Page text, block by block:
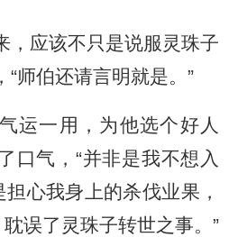
，应该不只是说服灵珠子
“师伯还请言明就是。”
运一用，为他选个好人
口气，“并非是我不想入
心我身上的杀伐业果，
误了灵珠子转世之事。”